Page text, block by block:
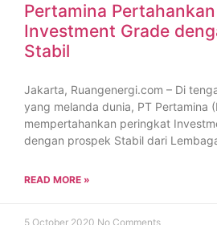
Pertamina
Investment Grade
Stabil
Jakarta, Ruangenergi.com – Di
yang melanda dunia, PT Pertamina
mempertahankan peringkat
dengan prospek Stabil dari
READ MORE »
5 October 2020 No Comments